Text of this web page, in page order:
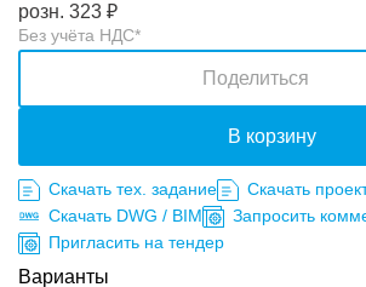
розн. 323 ₽
Без учёта НДС*
В корзину
Поделиться
Скачать тех. задание
Скачать
Скачать DWG / BIM
Запросить
Пригласить на тендер
Варианты